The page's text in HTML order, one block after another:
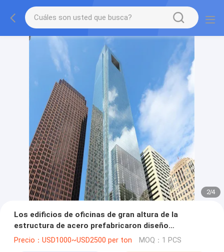
2/4
Los edificios de oficinas de gran altura de la
estructura de acero prefabricaron diseño
constructivo comercial
Precio：USD1000~USD2500 per ton MOQ：1 PCS